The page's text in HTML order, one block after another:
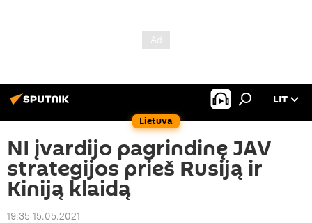
Lietuva
LIT
NI įvardijo pagrindinę JAV
strategijos prieš Rusiją ir
Kiniją klaidą
19:35 15.05.2021